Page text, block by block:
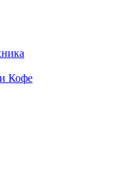
Кофе